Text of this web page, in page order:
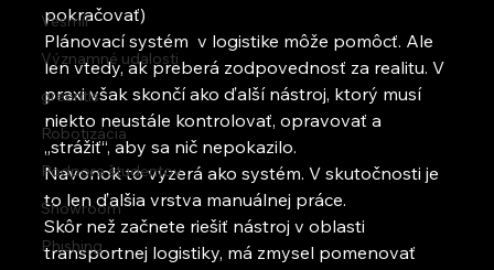
Vesmír
Významné udalosti
greentls
Robotizácia
Podpora študentov
Showroom
Phishing
pokračovať)
Plánovací systém  v logistike môže pomôcť. Ale
len vtedy, ak preberá zodpovednosť za realitu. V
praxi však skončí ako ďalší nástroj, ktorý musí
niekto neustále kontrolovať, opravovať a
„strážiť“, aby sa nič nepokazilo.
Navonok to vyzerá ako systém. V skutočnosti je
to len ďalšia vrstva manuálnej práce.
Skôr než začnete riešiť nástroj v oblasti
transportnej logistiky, má zmysel pomenovať